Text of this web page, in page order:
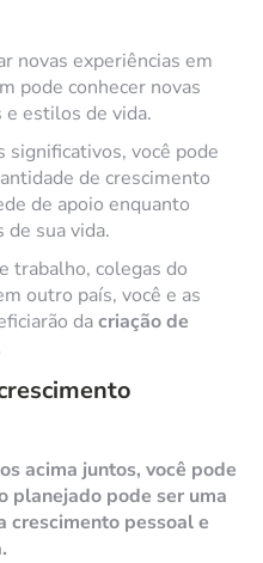
novas experiências em
pode conhecer novas
estilos de vida.
você pode
de crescimento
de apoio enquanto
de sua vida.
trabalho, colegas do
outro país, você e as
dacriação de
acima juntos, você pode
planejado pode ser uma
crescimento pessoal e